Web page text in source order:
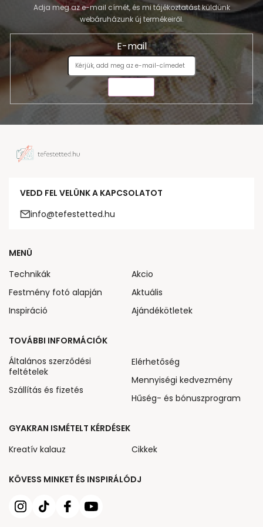
Adja meg az e-mail címét, és mi tájékoztatást küldünk
webáruházunk új termékeiről.
E-mail
VEDD FEL VELÜNK A KAPCSOLATOT
info@tefestetted.hu
KÖVESS MINKET ÉS INSPIRÁLÓDJ
MENÜ
Technikák
Festmény fotó alapján
Inspiráció
Akcio
Aktuális
Ajándékötletek
TOVÁBBI INFORMÁCIÓK
Általános szerződési
feltételek
Szállítás és fizetés
Elérhetőség
Mennyiségi kedvezmény
Hűség- és bónuszprogram
GYAKRAN ISMÉTELT KÉRDÉSEK
Kreatív kalauz
Cikkek